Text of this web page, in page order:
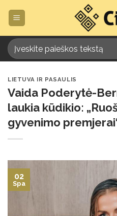
LIETUVA IR PASAULIS
Vaida Poderytė-
laukia kūdikio:
gyvenimo
02
Spa